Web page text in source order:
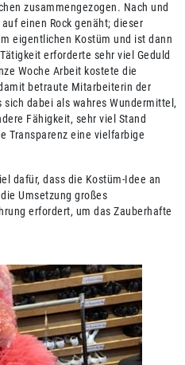
zusammengezogen. Nach und
einen Rock genäht; dieser
eigentlichen Kostüm und ist dann
erforderte sehr viel Geduld
Woche Arbeit kostete die
betraute Mitarbeiterin der
dabei als wahres Wundermittel,
Fähigkeit, sehr viel Stand
Transparenz eine vielfarbige
dafür, dass die Kostüm-Idee an
Umsetzung großes
erfordert, um das Zauberhafte